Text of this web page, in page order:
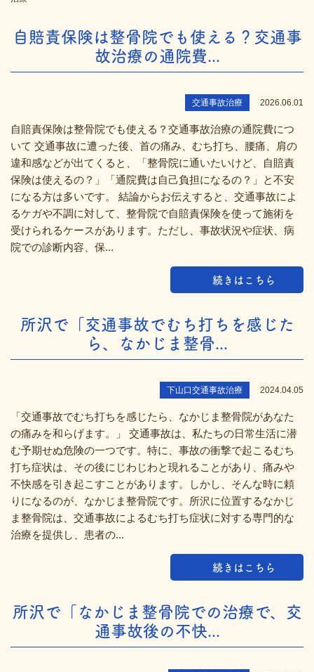
自賠責保険は整骨院でも使える？交通事
故治療の通院費...
交通事故治療 2026.06.01
自賠責保険は整骨院でも使える？交通事故治療の通院費につ
いて 交通事故に遭った後、首の痛み、むち打ち、腰痛、肩の
違和感などが出てくると、「整骨院に通いたいけど、自賠責
保険は使えるの？」「通院費は自己負担になるの？」と不安
になる方は多いです。 結論からお伝えすると、交通事故によ
るケガや不調に対して、整骨院で自賠責保険を使って施術を
受けられるケースがあります。ただし、事故状況や症状、病
院での診断内容、保...
続きはこちら
所沢で「交通事故でむち打ちを感じた
ら、なかじま整骨...
下山口交通事故治療 2024.04.05
「交通事故でむち打ちを感じたら、なかじま整骨院があなた
の痛みを和らげます。」 交通事故は、私たちの日常生活に潜
む予期せぬ危険の一つです。特に、事故の衝撃で起こるむち
打ち症状は、その後にじわじわと現れることがあり、痛みや
不快感を引き起こすことがあります。しかし、そんな時に頼
りになるのが、なかじま整骨院です。所沢に位置するなかじ
ま整骨院は、交通事故によるむち打ち症状に対する専門的な
治療を提供し、患者の...
続きはこちら
所沢で「なかじま整骨院での治療で、交
通事故後の不快...